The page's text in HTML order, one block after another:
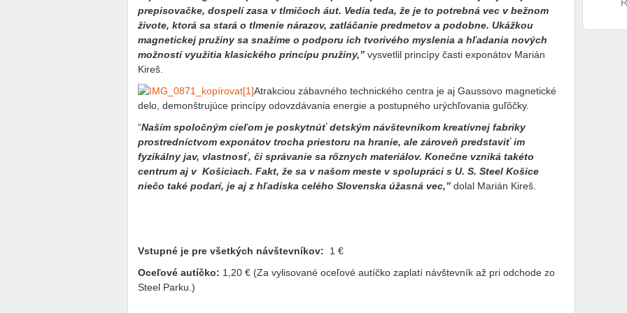
prepisovačke, dospelí zasa v tlmičoch áut. Vedia teda, že je to potrebná vec v bežnom
živote, ktorá sa stará o tlmenie nárazov, zatláčanie predmetov a podobne. Ukážkou
magnetickej pružiny sa snažíme o podporu ich tvorivého myslenia a hľadania nových
možností využitia klasického princípu pružiny,” vysvetlil princípy časti exponátov Marián
Kireš.
Atrakciou zábavného technického centra je aj Gaussovo magnetické
delo, demonštrujúce princípy odovzdávania energie a postupného urýchľovania guľôčky.
“Naším spoločným cieľom je poskytnúť detským návštevníkom kreatívnej fabriky
prostredníctvom exponátov trocha priestoru na hranie, ale zároveň predstaviť im
fyzikálny jav, vlastnosť, či správanie sa rôznych materiálov. Konečne vzniká takéto
centrum aj v Košiciach. Fakt, že sa v našom meste v spolupráci s U. S. Steel Košice
niečo také podarí, je aj z hľadiska celého Slovenska úžasná vec,” dolal Marián Kireš.
Vstupné je pre všetkých návštevníkov: 1 €
Oceľové autíčko: 1,20 € (Za vylisované oceľové autíčko zaplatí návštevník až pri odchode zo
Steel Parku.)